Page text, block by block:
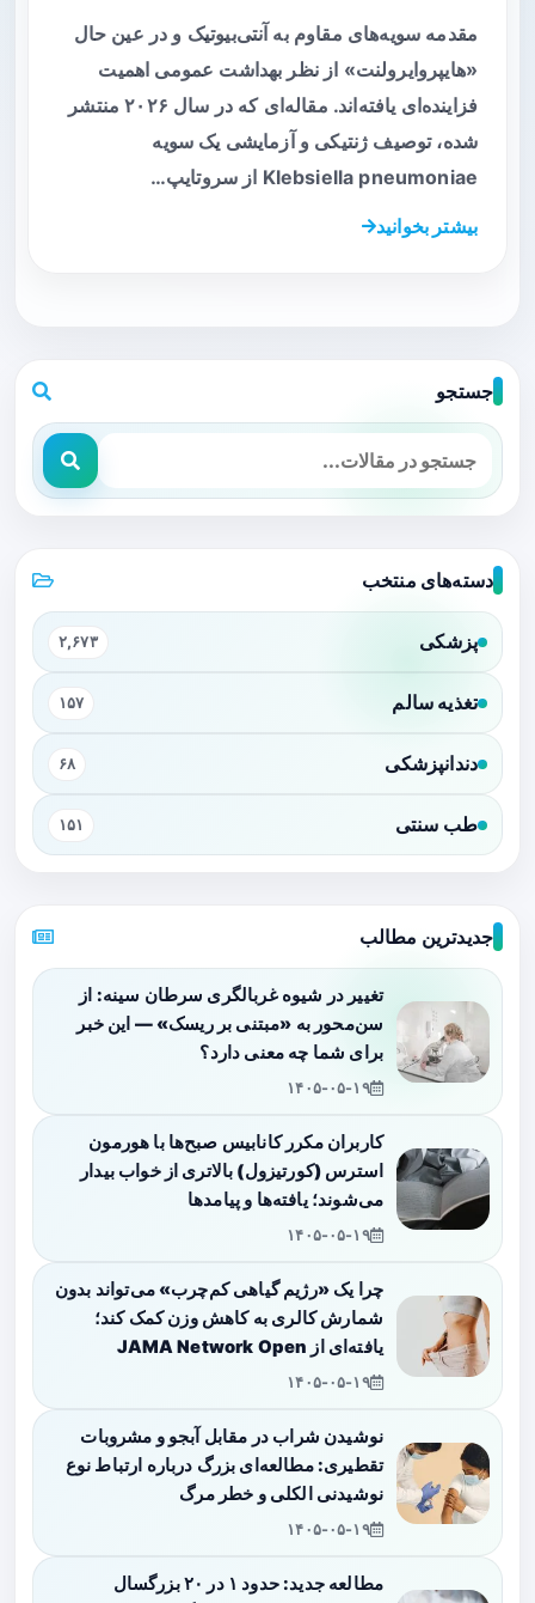
مقدمه سویه‌های مقاوم به آنتی‌بیوتیک و در عین حال
«هایپروایرولنت» از نظر بهداشت عمومی اهمیت
فزاینده‌ای یافته‌اند. مقاله‌ای که در سال ۲۰۲۶ منتشر
شده، توصیف ژنتیکی و آزمایشی یک سویه
Klebsiella pneumoniae از سروتایپ…
بیشتر بخوانید
جستجو
دسته‌های منتخب
پزشکی ۲,۶۷۳
تغذیه سالم ۱۵۷
دندانپزشکی ۶۸
طب سنتی ۱۵۱
جدیدترین مطالب
تغییر در شیوه غربالگری سرطان سینه: از
سن‌محور به «مبتنی بر ریسک» — این خبر
برای شما چه معنی دارد؟
۱۴۰۵-۰۵-۱۹
کاربران مکرر کانابیس صبح‌ها با هورمون
استرس (کورتیزول) بالاتری از خواب بیدار
می‌شوند؛ یافته‌ها و پیامدها
۱۴۰۵-۰۵-۱۹
چرا یک «رژیم گیاهی کم‌چرب» می‌تواند بدون
شمارش کالری به کاهش وزن کمک کند؛
یافته‌ای از JAMA Network Open
۱۴۰۵-۰۵-۱۹
نوشیدن شراب در مقابل آبجو و مشروبات
تقطیری: مطالعه‌ای بزرگ درباره ارتباط نوع
نوشیدنی الکلی و خطر مرگ
۱۴۰۵-۰۵-۱۹
مطالعه جدید: حدود ۱ در ۲۰ بزرگسال